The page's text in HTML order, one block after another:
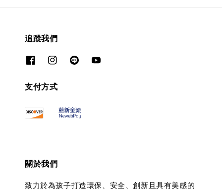
追蹤我們
支付方式
關於我們
致力於為孩子打造環保、安全、創新且具有美感的